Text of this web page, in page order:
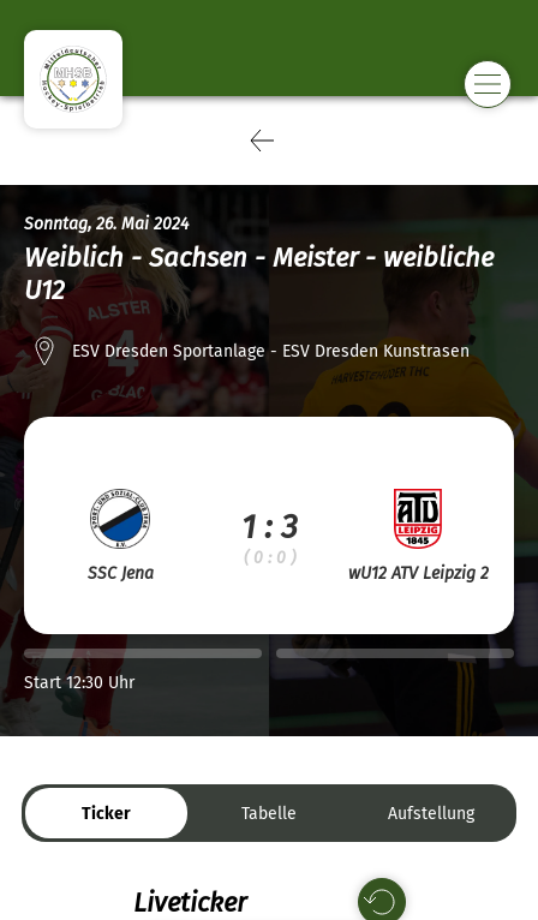
Sonntag, 26. Mai 2024
Weiblich - Sachsen - Meister - weibliche
U12
ESV Dresden Sportanlage - ESV Dresden Kunstrasen
SSC Jena
1 : 3
( 0 : 0 )
wU12 ATV Leipzig 2
Start 12:30 Uhr
Ticker Tabelle Aufstellung
Liveticker